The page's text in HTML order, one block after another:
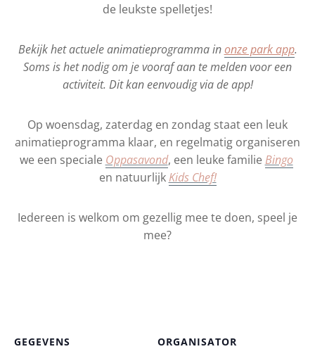
de leukste spelletjes!
Bekijk het actuele animatieprogramma inonze park app.
Soms is het nodig om je vooraf aan te melden voor een
activiteit. Dit kan eenvoudig via de app!
Op woensdag, zaterdag en zondag staat een leuk
animatieprogramma klaar, en regelmatig organiseren
we een speciale Oppasavond, een leuke familieBingo
en natuurlijkKids Chef!
Iedereen is welkom om gezellig mee te doen, speel je
mee?
GEGEVENS
ORGANISATOR